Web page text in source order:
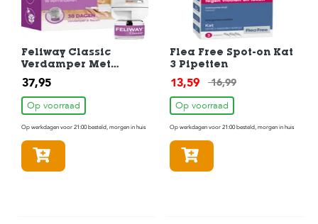
Feliway Classic
Verdamper Met
Navulflacon 48 ml
37,95
Op voorraad
Op werkdagen voor 21:00 besteld, morgen in huis
Flea Free Spot-on Kat
3 Pipetten
16,99
13,59
Op voorraad
Op werkdagen voor 21:00 besteld, morgen in huis